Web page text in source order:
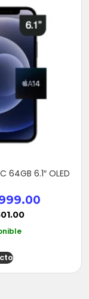
64GB 6.1″ OLED